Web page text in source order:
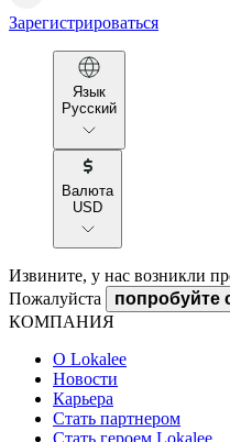
Зарегистрироваться
Язык
Русский
Валюта
USD
Извините, у нас возникли
Пожалуйста
попробуйте
КОМПАНИЯ
О Lokalee
Новости
Карьера
Стать партнером
Стать героем Lokalee